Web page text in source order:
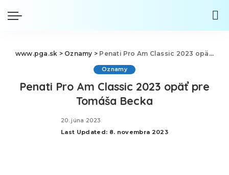
www.pga.sk > Oznamy > Penati Pro Am Classic 2023 opäť pre Tomáša Becka
Oznamy
Penati Pro Am Classic 2023 opäť pre
Tomáša Becka
20. júna 2023
Last Updated: 8. novembra 2023